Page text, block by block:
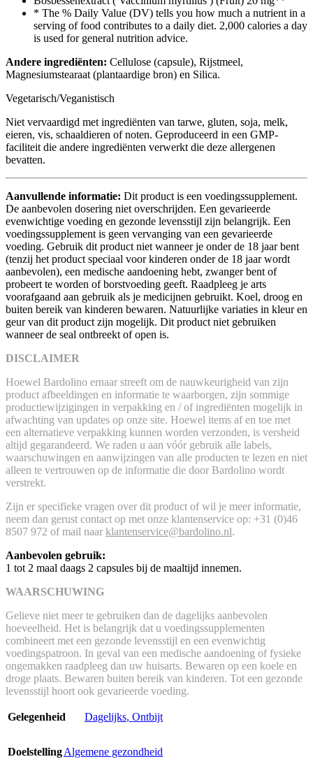
* The % Daily Value (DV) tells you how much a nutrient in a
serving of food contributes to a daily diet. 2,000 calories a day
is used for general nutrition advice.
Andere ingrediënten: Cellulose (capsule), Rijstmeel,
Magnesiumstearaat (plantaardige bron) en Silica.
Vegetarisch/Veganistisch
Niet vervaardigd met ingrediënten van tarwe, gluten, soja, melk,
eieren, vis, schaaldieren of noten. Geproduceerd in een GMP-
faciliteit die andere ingrediënten verwerkt die deze allergenen
bevatten.
Aanvullende informatie: Dit product is een voedingssupplement.
De aanbevolen dosering niet overschrijden. Een gevarieerde
evenwichtige voeding en gezonde levensstijl zijn belangrijk. Een
voedingssupplement is geen vervanging van een gevarieerde
voeding. Gebruik dit product niet wanneer je onder de 18 jaar bent
(tenzij het product speciaal voor kinderen onder de 18 jaar wordt
aanbevolen), een medische aandoening hebt, zwanger bent of
probeert te worden of borstvoeding geeft. Raadpleeg je arts
voorafgaand aan gebruik als je medicijnen gebruikt. Koel, droog en
buiten bereik van kinderen bewaren. Natuurlijke variaties in kleur en
geur van dit product zijn mogelijk. Dit product niet gebruiken
wanneer de seal ontbreekt of open is.
DISCLAIMER
Hoewel Bardolino ernaar streeft om de nauwkeurigheid van zijn
product afbeeldingen en informatie te waarborgen, zijn sommige
productiewijzigingen in verpakking en / of ingrediënten mogelijk in
afwachting van updates op onze site. Hoewel items af en toe met
een alternatieve verpakking kunnen worden verzonden, is versheid
altijd gegarandeerd. We raden u aan vóór gebruik alle labels,
waarschuwingen en aanwijzingen van alle producten te lezen en niet
alleen te vertrouwen op de informatie die door Bardolino wordt
verstrekt.
Zijn er specifieke vragen over dit product of wil je meer informatie,
neem dan gerust contact op met onze klantenservice op: +31 (0)46
8507 972 of mail naar klantenservice@bardolino.nl.
Aanbevolen gebruik:
1 tot 2 maal daags 2 capsules bij de maaltijd innemen.
WAARSCHUWING
Gelieve niet meer te gebruiken dan de dagelijks aanbevolen
hoeveelheid. Het is belangrijk dat u voedingssupplementen
combineert met een gezonde levensstijl en een evenwichtig
voedingspatroon. In geval van een medische aandoening of fysieke
ongemakken raadpleeg dan uw huisarts. Bewaren op een koele en
droge plaats. Bewaren buiten bereik van kinderen. Tot een gezonde
levensstijl hoort ook gevarieerde voeding.
Gelegenheid Dagelijks, Ontbijt
DoelstellingAlgemene gezondheid